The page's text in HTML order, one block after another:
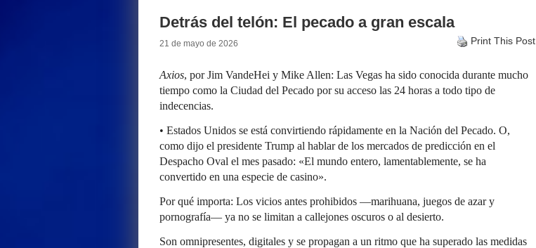
Detrás del telón: El pecado a gran escala
21 de mayo de 2026 Print This Post
Axios, por Jim VandeHei y Mike Allen: Las Vegas ha sido conocida durante mucho
tiempo como la Ciudad del Pecado por su acceso las 24 horas a todo tipo de
indecencias.
• Estados Unidos se está convirtiendo rápidamente en la Nación del Pecado. O,
como dijo el presidente Trump al hablar de los mercados de predicción en el
Despacho Oval el mes pasado: «El mundo entero, lamentablemente, se ha
convertido en una especie de casino».
Por qué importa: Los vicios antes prohibidos —marihuana, juegos de azar y
pornografía— ya no se limitan a callejones oscuros o al desierto.
Son omnipresentes, digitales y se propagan a un ritmo que ha superado las medidas